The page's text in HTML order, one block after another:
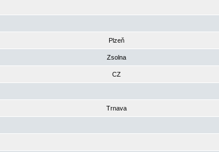
Plzeň
Zsolna
CZ
Trnava